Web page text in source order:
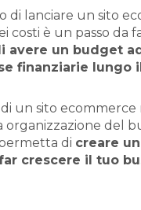
di lanciare un sito
costi è un passo da
avere un budget
finanziarie lungo
un sito ecommerce
organizzazione del
di creare
crescere il tuo